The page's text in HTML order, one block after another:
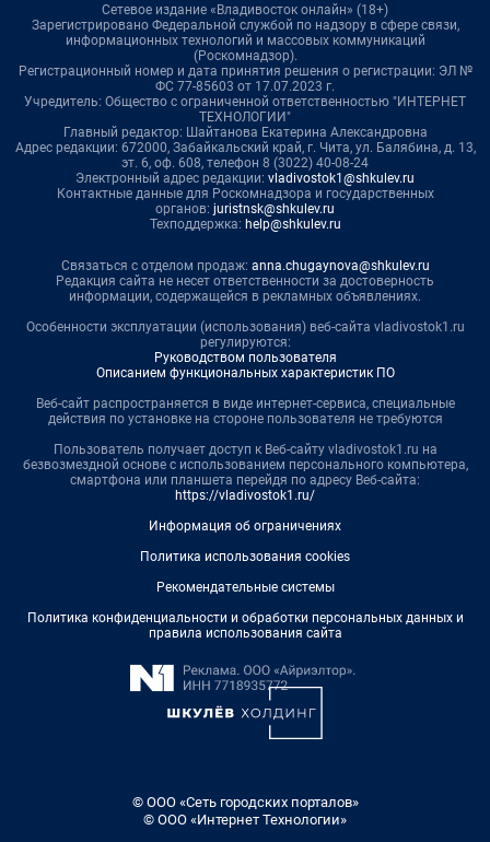
Сетевое издание «Владивосток онлайн» (18+)
Зарегистрировано Федеральной службой по надзору в сфере связи,
информационных технологий и массовых коммуникаций
(Роскомнадзор).
Регистрационный номер и дата принятия решения о регистрации: ЭЛ №
ФС 77-85603 от 17.07.2023 г.
Учредитель: Общество с ограниченной ответственностью "ИНТЕРНЕТ
ТЕХНОЛОГИИ"
Главный редактор: Шайтанова Екатерина Александровна
Адрес редакции: 672000, Забайкальский край, г. Чита, ул. Балябина, д. 13,
эт. 6, оф. 608, телефон 8 (3022) 40-08-24
Электронный адрес редакции: vladivostok1@shkulev.ru
Контактные данные для Роскомнадзора и государственных
органов: juristnsk@shkulev.ru
Техподдержка: help@shkulev.ru
Связаться с отделом продаж: anna.chugaynova@shkulev.ru
Редакция сайта не несет ответственности за достоверность
информации, содержащейся в рекламных объявлениях.
Особенности эксплуатации (использования) веб-сайта vladivostok1.ru
регулируются:
Руководством пользователя
Описанием функциональных характеристик ПО
Веб-сайт распространяется в виде интернет-сервиса, специальные
действия по установке на стороне пользователя не требуются
Пользователь получает доступ к Веб-сайту vladivostok1.ru на
безвозмездной основе с использованием персонального компьютера,
смартфона или планшета перейдя по адресу Веб-сайта:
https://vladivostok1.ru/
Информация об ограничениях
Политика использования cookies
Рекомендательные системы
Политика конфиденциальности и обработки персональных данных и
правила использования сайта
© ООО «Сеть городских порталов»
© ООО «Интернет Технологии»